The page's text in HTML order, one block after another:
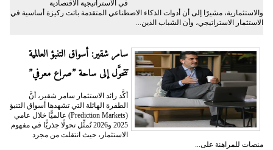
في الاستراتيجية الاقتصادية
والاستثمارية، مشيرًا إلى أن أدوات الذكاء الاصطناعي المتقدمة باتت ركيزة أساسية في
الاستثمار الاستراتيجي، وأن الشباب الذين...
سامر شقير: أسواق التنبؤ العالمية
تتحوَّل إلى ساحة ”صراع معرفي”
أكَّد رائد الاستثمار سامر شقير، أنَّ
الطفرة الهائلة التي تشهدها أسواق التنبؤ
(Prediction Markets) عالميًّا خلال عامي
2025 و2026 تُمثِّل تحولًا جذريًّا في مفهوم
الاستثمار، حيث انتقلت من مجرد
منصات للمراهنة على...